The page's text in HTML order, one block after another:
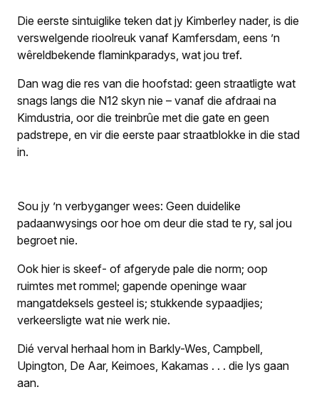
Die eerste sintuiglike teken dat jy Kimberley nader, is die
verswelgende rioolreuk vanaf Kamfersdam, eens ’n
wêreld­bekende flaminkparadys, wat jou tref.
Dan wag die res van die hoofstad: geen straatligte wat
snags langs die N12 skyn nie – vanaf die afdraai na
Kimdustria, oor die treinbrûe met die gate en geen
padstrepe, en vir die eerste paar straatblokke in die stad
in.
Sou jy ’n verbyganger wees: Geen duidelike
padaanwysings oor hoe om deur die stad te ry, sal jou
begroet nie.
Ook hier is skeef- of afgeryde pale die norm; oop
ruimtes met rommel; gapende openinge waar
mangatdeksels gesteel is; stukkende sypaadjies;
verkeersligte wat nie werk nie.
Dié verval herhaal hom in Barkly-Wes, Campbell,
Upington, De Aar, Keimoes, Kakamas . . . die lys gaan
aan.